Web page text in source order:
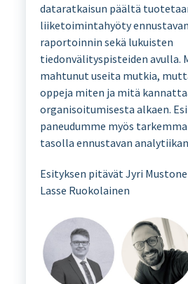
dataratkaisun päältä
liiketoimintahyöty
raportoinnin sekä lukuisten
tiedonvälityspisteiden avulla.
mahtunut useita mutkia,
oppeja miten ja mitä
organisoitumisesta alkaen.
paneudumme myös
tasolla ennustavan
Esityksen pitävät Jyri
Lasse Ruokolainen